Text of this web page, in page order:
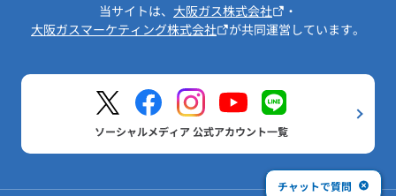
当サイトは、 大阪ガス株式会社
・
大阪ガスマーケティング株式会社
が共同運営しています。
ソーシャルメディア 公式アカウント一覧
チャットで質問